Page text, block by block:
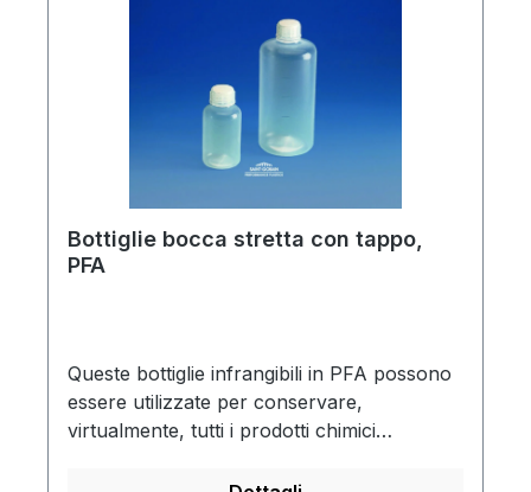
tenuta a prova di perdite. Fornite con tappo
in PFA. Ideali per campionamento
ambientale o per conservazione in processi
farmaceutici e semiconduttori (fasi
intermedie)Bocca larga per facile
riempimentoUltra-pure e chimicamente
inertiAnti-aderenti, facili da pulire
Bottiglie bocca stretta con tappo,
PFA
Queste bottiglie infrangibili in PFA possono
essere utilizzate per conservare,
virtualmente, tutti i prodotti chimici